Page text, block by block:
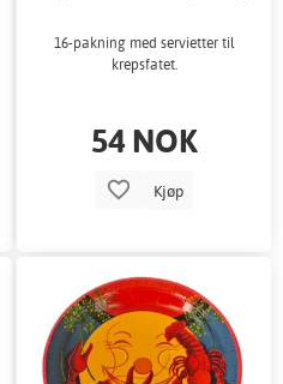
16-pakning med servietter til
krepsfatet.
54 NOK
Kjøp